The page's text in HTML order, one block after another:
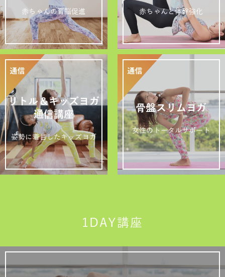
赤ちゃんの育脳促進 赤ちゃんと体幹強化
リトル＆キッズヨガ
通信講座
姿勢に着目したキッズヨガ
骨盤スリムヨガ
女性のトータルサポート
1DAY講座